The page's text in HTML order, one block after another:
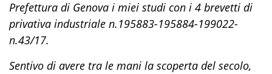
Prefettura di Genova i miei studi con i 4 brevetti di
privativa industriale n.195883-195884-199022-
n.43/17.
Sentivo di avere tra le mani la scoperta del secolo,